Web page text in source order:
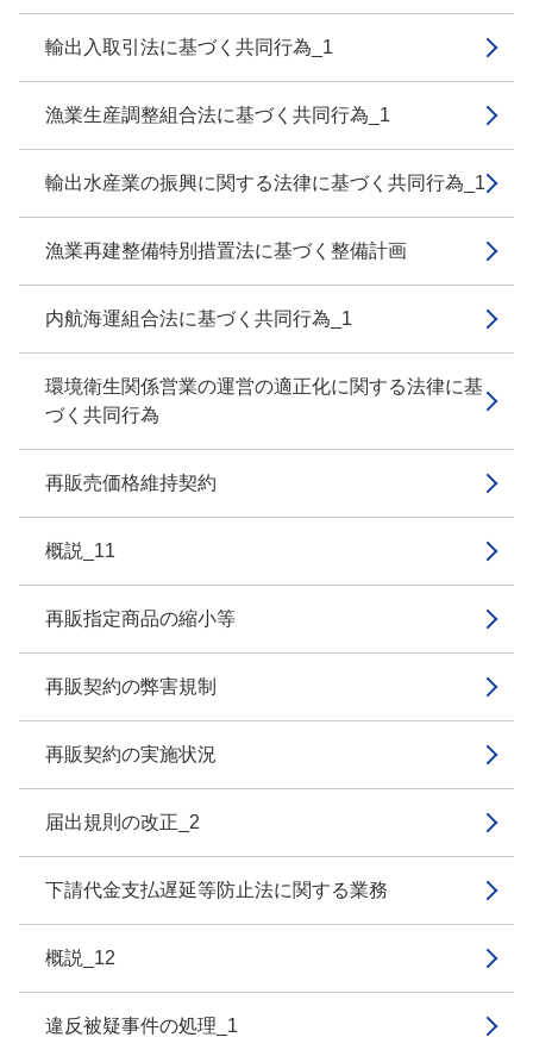
輸出入取引法に基づく共同行為_1
漁業生産調整組合法に基づく共同行為_1
輸出水産業の振興に関する法律に基づく共同行為_1
漁業再建整備特別措置法に基づく整備計画
内航海運組合法に基づく共同行為_1
環境衛生関係営業の運営の適正化に関する法律に基
づく共同行為
再販売価格維持契約
概説_11
再販指定商品の縮小等
再販契約の弊害規制
再販契約の実施状況
届出規則の改正_2
下請代金支払遅延等防止法に関する業務
概説_12
違反被疑事件の処理_1